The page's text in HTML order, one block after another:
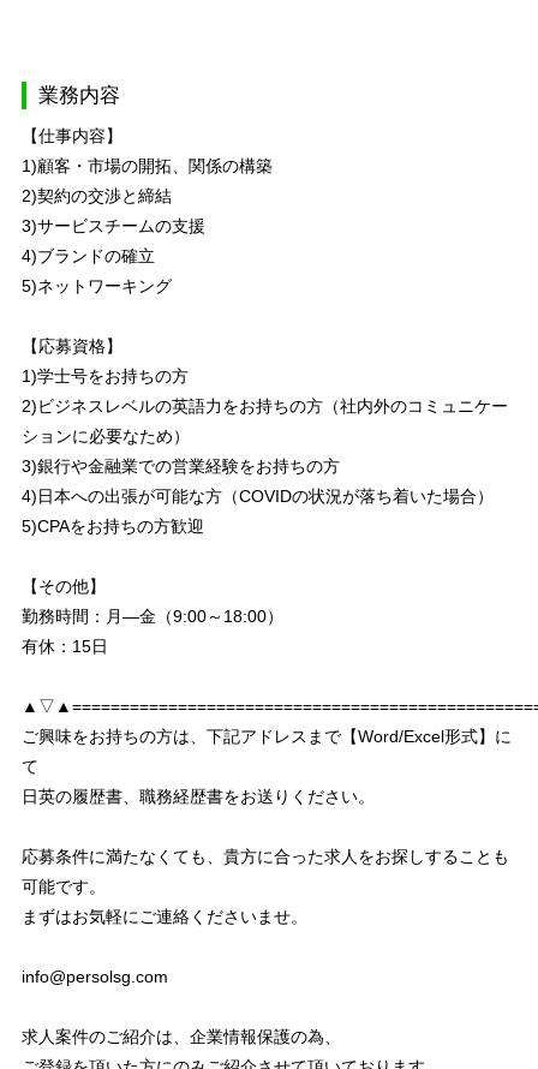
業務内容
【仕事内容】
1)顧客・市場の開拓、関係の構築
2)契約の交渉と締結
3)サービスチームの支援
4)ブランドの確立
5)ネットワーキング
【応募資格】
1)学士号をお持ちの方
2)ビジネスレベルの英語力をお持ちの方（社内外のコミュニケー
ションに必要なため）
3)銀行や金融業での営業経験をお持ちの方
4)日本への出張が可能な方（COVIDの状況が落ち着いた場合）
5)CPAをお持ちの方歓迎
【その他】
勤務時間：月―金（9:00～18:00）
有休：15日
ご興味をお持ちの方は、下記アドレスまで【Word/Excel形式】に
て
日英の履歴書、職務経歴書をお送りください。
応募条件に満たなくても、貴方に合った求人をお探しすることも
可能です。
まずはお気軽にご連絡くださいませ。
info@persolsg.com
求人案件のご紹介は、企業情報保護の為、